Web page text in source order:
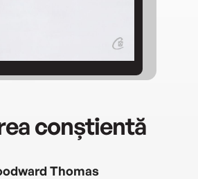
conștientă
Thomas